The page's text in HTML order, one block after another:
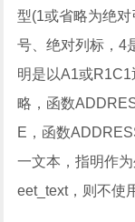
型(1或省略为绝
号、绝对列标，4
明是以A1或
略，函数
E，函数
一文本，指明作
eet_text，则不使